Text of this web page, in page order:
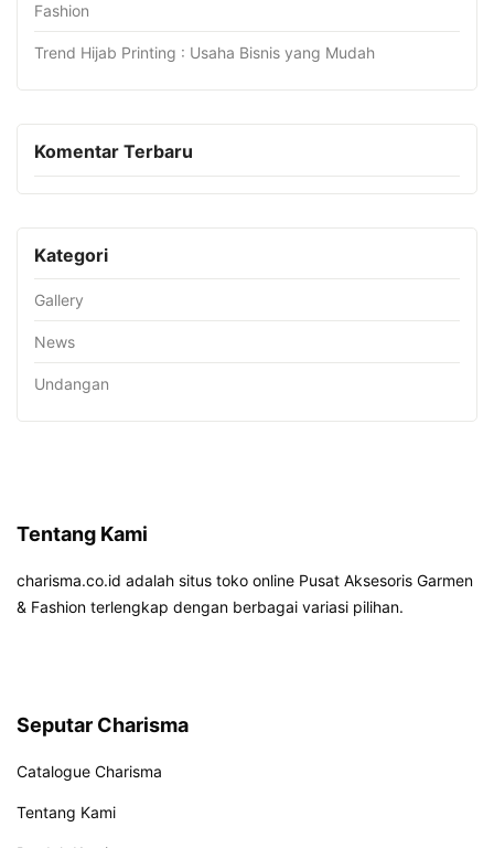
Fashion
Trend Hijab Printing : Usaha Bisnis yang Mudah
Komentar Terbaru
Kategori
Gallery
News
Undangan
Tentang Kami
charisma.co.id adalah situs toko online Pusat Aksesoris Garmen
& Fashion terlengkap dengan berbagai variasi pilihan.
Seputar Charisma
Catalogue Charisma
Tentang Kami